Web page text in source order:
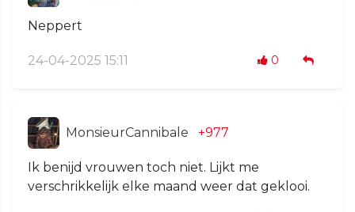
Neppert
24-04-2025 15:11 0
MonsieurCannibale +977
Ik benijd vrouwen toch niet. Lijkt me
verschrikkelijk elke maand weer dat geklooi.